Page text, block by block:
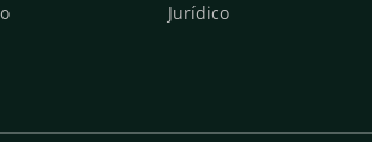
Jurídico